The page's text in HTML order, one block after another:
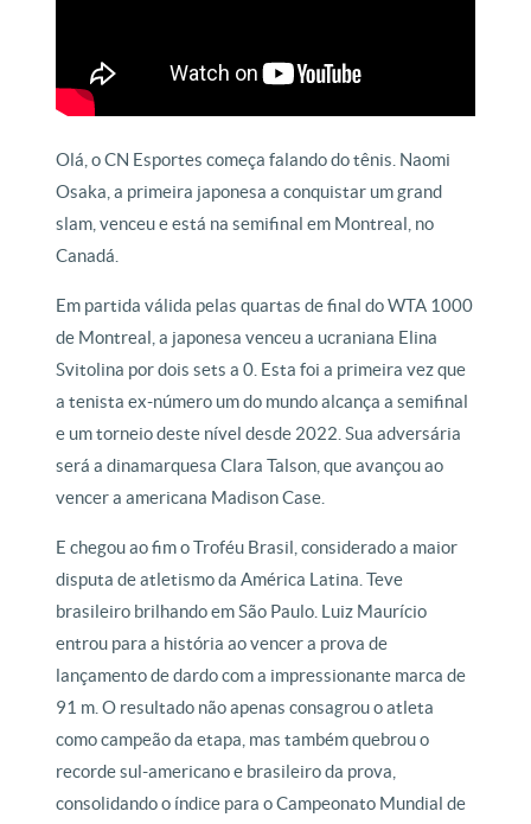
Olá, o CN Esportes começa falando do tênis. Naomi
Osaka, a primeira japonesa a conquistar um grand
slam, venceu e está na semifinal em Montreal, no
Canadá.
Em partida válida pelas quartas de final do WTA 1000
de Montreal, a japonesa venceu a ucraniana Elina
Svitolina por dois sets a 0. Esta foi a primeira vez que
a tenista ex-número um do mundo alcança a semifinal
e um torneio deste nível desde 2022. Sua adversária
será a dinamarquesa Clara Talson, que avançou ao
vencer a americana Madison Case.
E chegou ao fim o Troféu Brasil, considerado a maior
disputa de atletismo da América Latina. Teve
brasileiro brilhando em São Paulo. Luiz Maurício
entrou para a história ao vencer a prova de
lançamento de dardo com a impressionante marca de
91 m. O resultado não apenas consagrou o atleta
como campeão da etapa, mas também quebrou o
recorde sul-americano e brasileiro da prova,
consolidando o índice para o Campeonato Mundial de